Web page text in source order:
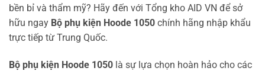
bền bỉ và thẩm mỹ? Hãy đến với Tổng kho AID VN để sở
hữu ngay Bộ phụ kiện Hoode 1050 chính hãng nhập khẩu
trực tiếp từ Trung Quốc.
Bộ phụ kiện Hoode 1050 là sự lựa chọn hoàn hảo cho các